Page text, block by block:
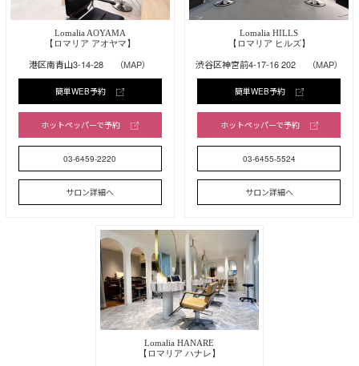
Lomalia AOYAMA
【ロマリア アオヤマ】
港区南青山3-14-28 （MAP）
簡単WEB予約
ホットペッパーで予約
03-6459-2220
サロン詳細へ
Lomalia HILLS
【ロマリア ヒルズ】
渋谷区神宮前4-17-16 202 （MAP）
簡単WEB予約
ホットペッパーで予約
03-6455-5524
サロン詳細へ
Lomalia HANARE
【ロマリア ハナレ】